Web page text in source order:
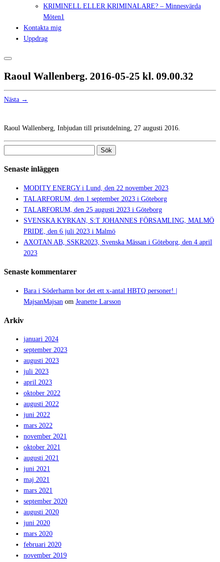
KRIMINELL ELLER KRIMINALARE? – Minnesvärda
Möten1
Kontakta mig
Uppdrag
Raoul Wallenberg. 2016-05-25 kl. 09.00.32
Nästa →
Raoul Wallenberg, Inbjudan till prisutdelning, 27 augusti 2016.
Senaste inläggen
MODITY ENERGY i Lund, den 22 november 2023
TALARFORUM, den 1 september 2023 i Göteborg
TALARFORUM, den 25 augusti 2023 i Göteborg
SVENSKA KYRKAN, S:T JOHANNES FÖRSAMLING, MALMÖ
PRIDE, den 6 juli 2023 i Malmö
AXOTAN AB, SSKR2023, Svenska Mässan i Göteborg, den 4 april
2023
Senaste kommentarer
Bara i Söderhamn bor det ett x-antal HBTQ personer! |
MajsanMajsan om Jeanette Larsson
Arkiv
januari 2024
september 2023
augusti 2023
juli 2023
april 2023
oktober 2022
augusti 2022
juni 2022
mars 2022
november 2021
oktober 2021
augusti 2021
juni 2021
maj 2021
mars 2021
september 2020
augusti 2020
juni 2020
mars 2020
februari 2020
november 2019